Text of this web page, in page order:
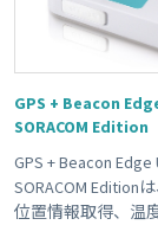
#NTTドコモ網 対
#スターターキッ
#LTE #接点入
#Wi-Fi #屋外
#温度センサー
GPS + Beacon
SORACOM Edition
GPS + Beacon Edge
SORACOM Edition
位置情報取得、温